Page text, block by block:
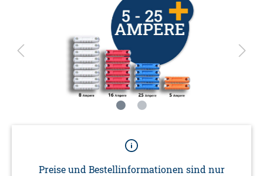
Preise und Bestellinformationen sind nur